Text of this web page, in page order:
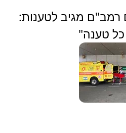
רמב"ם מגיב לטענות:
טענה"